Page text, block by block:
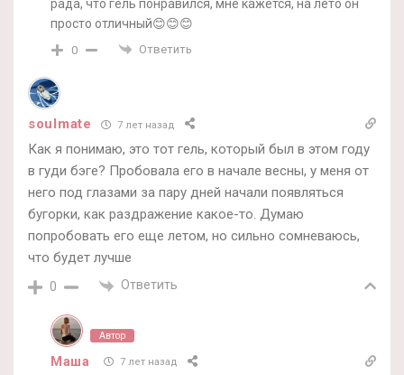
рада, что гель понравился, мне кажется, на лето он
просто отличный😊😊😊
0 Ответить
soulmate 7 лет назад
Как я понимаю, это тот гель, который был в этом году
в гуди бэге? Пробовала его в начале весны, у меня от
него под глазами за пару дней начали появляться
бугорки, как раздражение какое-то. Думаю
попробовать его еще летом, но сильно сомневаюсь,
что будет лучше
0 Ответить
Автор
Маша 7 лет назад